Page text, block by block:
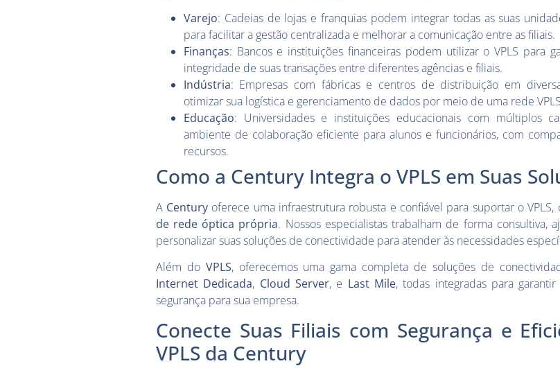
Varejo: Cadeias de lojas e franquias podem integrar todas as suas
para facilitar a gestão centralizada e melhorar a comunicação entre as filiais.
Finanças: Bancos e instituições financeiras podem utilizar o VPLS para
integridade de suas transações entre diferentes agências e filiais.
Indústria: Empresas com fábricas e centros de distribuição em
otimizar sua logística e gerenciamento de dados por meio de uma rede
Educação: Universidades e instituições educacionais com múltiplos
ambiente de colaboração eficiente para alunos e funcionários, com
recursos.
Como a Century Integra o VPLS em Suas
A Century oferece uma infraestrutura robusta e confiável para suportar o VPLS,
de rede óptica própria. Nossos especialistas trabalham de forma consultiva,
personalizar suas soluções de conectividade para atender às necessidades
Além do VPLS, oferecemos uma gama completa de soluções de
Internet Dedicada, Cloud Server, e Last Mile, todas integradas para
segurança para sua empresa.
Conecte Suas Filiais com Segurança e
VPLS da Century